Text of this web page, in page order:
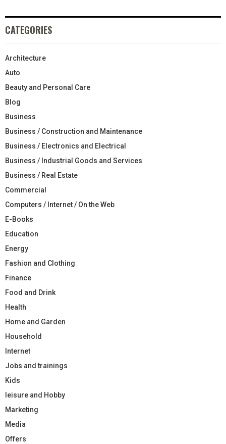
CATEGORIES
Architecture
Auto
Beauty and Personal Care
Blog
Business
Business / Construction and Maintenance
Business / Electronics and Electrical
Business / Industrial Goods and Services
Business / Real Estate
Commercial
Computers / Internet / On the Web
E-Books
Education
Energy
Fashion and Clothing
Finance
Food and Drink
Health
Home and Garden
Household
Internet
Jobs and trainings
Kids
leisure and Hobby
Marketing
Media
Offers